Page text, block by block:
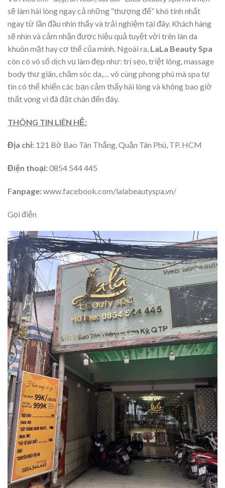
sẽ làm hài lòng ngay cả những “thượng đế” khó tính nhất
ngay từ lần đầu nhìn thấy và trải nghiệm tại đây. Khách hàng
sẽ nhìn và cảm nhận được hiệu quả tuyệt vời trên làn da
khuôn mặt hay cơ thể của mình. Ngoài ra, LaLa Beauty Spa
còn có vô số dịch vụ làm đẹp như: trị sẹo, triệt lông, massage
body thư giãn, chăm sóc da,… vô cùng phong phú mà spa tự
tin có thể khiến các bạn cảm thấy hài lòng và không bao giờ
thất vọng vì đã đặt chân đến đây.
THÔNG TIN LIÊN HỆ:
Địa chỉ: 121 Bờ Bao Tân Thắng, Quận Tân Phú, TP. HCM
Điện thoại:0854 544 445
Fanpage:www.facebook.com/lalabeautyspa.vn/
Gọi điện